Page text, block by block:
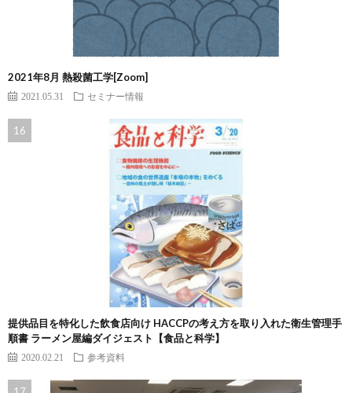
2021年8月 熱殺菌工学[Zoom]
2021.05.31 セミナー情報
提供品目を特化した飲食店向け HACCPの考え方を取り入れた衛生管理手
順書 ラーメン屋編ダイジェスト【食品と科学】
2020.02.21 参考資料